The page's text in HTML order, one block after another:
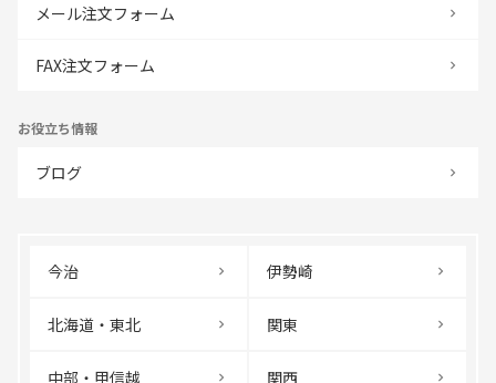
メール注文フォーム
FAX注文フォーム
お役立ち情報
ブログ
今治 伊勢崎
北海道・東北 関東
中部・甲信越 関西